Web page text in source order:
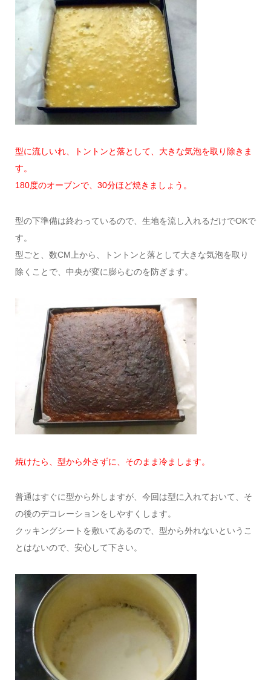
型に流しいれ、トントンと落として、大きな気泡を取り除きま
す。
180度のオーブンで、30分ほど焼きましょう。
型の下準備は終わっているので、生地を流し入れるだけでOKで
す。
型ごと、数CM上から、トントンと落として大きな気泡を取り
除くことで、中央が変に膨らむのを防ぎます。
焼けたら、型から外さずに、そのまま冷まします。
普通はすぐに型から外しますが、今回は型に入れておいて、そ
の後のデコレーションをしやすくします。
クッキングシートを敷いてあるので、型から外れないというこ
とはないので、安心して下さい。